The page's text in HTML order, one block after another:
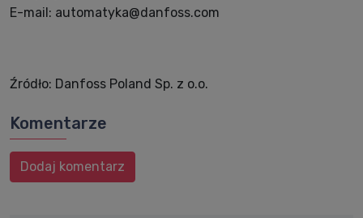
E-mail: automatyka@danfoss.com
Źródło: Danfoss Poland Sp. z o.o.
Komentarze
Dodaj komentarz